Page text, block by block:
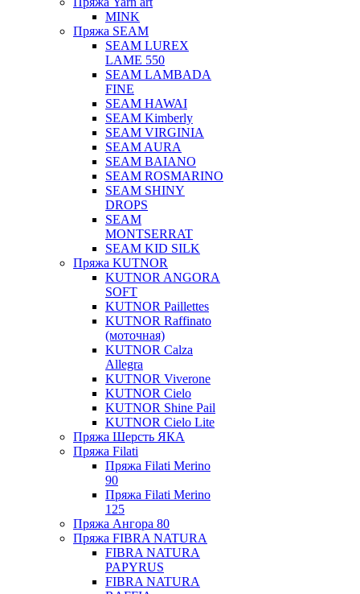
MINK
Пряжа SEAM
SEAM LUREX
LAME 550
SEAM LAMBADA
FINE
SEAM HAWAI
SEAM Kimberly
SEAM VIRGINIA
SEAM AURA
SEAM BAIANO
SEAM ROSMARINO
SEAM SHINY
DROPS
SEAM
MONTSERRAT
SEAM KID SILK
Пряжа KUTNOR
KUTNOR ANGORA
SOFT
KUTNOR Paillettes
KUTNOR Raffinato
(моточная)
KUTNOR Calza
Allegra
KUTNOR Viverone
KUTNOR Cielo
KUTNOR Shine Pail
KUTNOR Cielo Lite
Пряжа Шерсть ЯКА
Пряжа Filati
Пряжа Filati Merino
90
Пряжа Filati Merino
125
Пряжа Ангора 80
Пряжа FIBRA NATURA
FIBRA NATURA
PAPYRUS
FIBRA NATURA